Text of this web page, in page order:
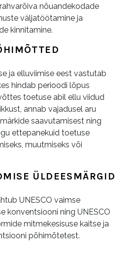
nõuandekodade
väljatöötamine ja
kinnitamine.
ja elluviimise eest vastutab
hindab perioodi lõpus
toetuse abil ellu viidud
annab vajadusel aru
saavutamisest ning
ettepanekuid toetuse
muutmiseks või
ÜLDEESMÄRGID
UNESCO vaimse
konventsiooni ning UNESCO
mitmekesisuse kaitse ja
põhimõtetest.